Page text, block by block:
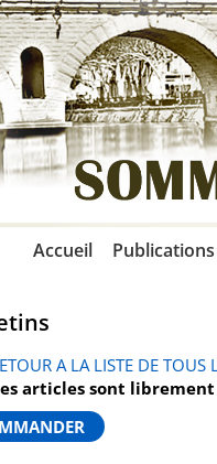
Accueil Publications
A LA LISTE DE TOUS
articles sont